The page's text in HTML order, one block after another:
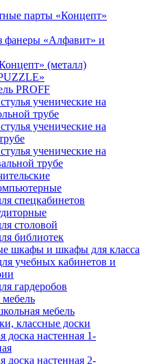
парты «Концепт»
фанеры «Алфавит» и
(металл)
PROFF
ученические на
трубе
ученические на
ученические на
трубе
спецкабинетов
столовой
библиотек
шкафы и шкафы для класса
учебных кабинетов и
гардеробов
мебель
классные доски
доска настенная 1-
доска настенная 2-